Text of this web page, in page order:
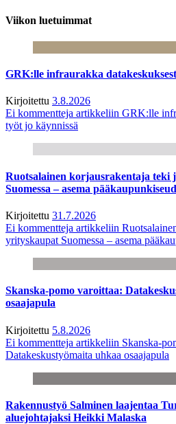
Viikon luetuimmat
GRK:lle infraurakka
Kirjoitettu 3.8.2026
Ei kommentteja artikkeliin GRK:lle
työt jo käynnissä
Ruotsalainen korjausrakentaja teki
Suomessa – asema
Kirjoitettu 31.7.2026
Ei kommentteja artikkeliin
yrityskaupat Suomessa – asema
Skanska-pomo varoittaa:
osaajapula
Kirjoitettu 5.8.2026
Ei kommentteja artikkeliin Skanska-
Datakeskustyömaita uhkaa osaajapula
Rakennustyö Salminen laajentaa
aluejohtajaksi Heikki Malaska